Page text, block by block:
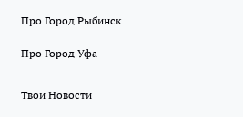
Про Город Рыбинск
Про Город Уфа
Твои Новости